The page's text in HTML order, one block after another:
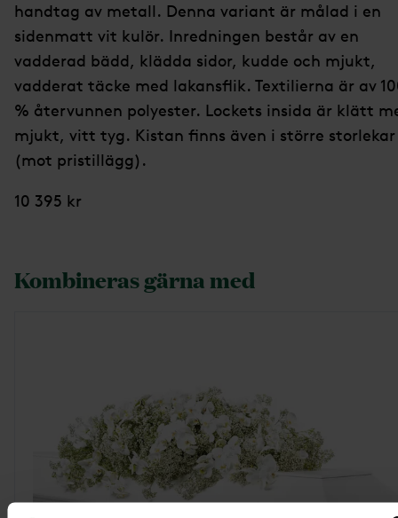
handtag av metall. Denna variant är målad i en
sidenmatt vit kulör. Inredningen består av en
vadderad bädd, klädda sidor, kudde och mjukt,
vadderat täcke med lakansflik. Textilierna är av
% återvunnen polyester. Lockets insida är klätt
mjukt, vitt tyg. Kistan finns även i större storlekar
(mot pristillägg).
10 395 kr
Kombineras gärna med